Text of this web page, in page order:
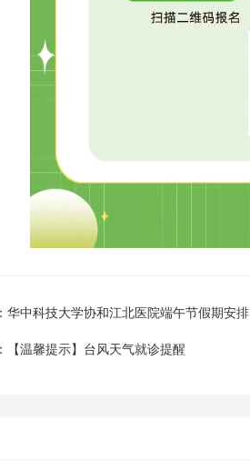
华中科技大学协和江北医院端午节假期安排
【温馨提示】台风天气就诊提醒